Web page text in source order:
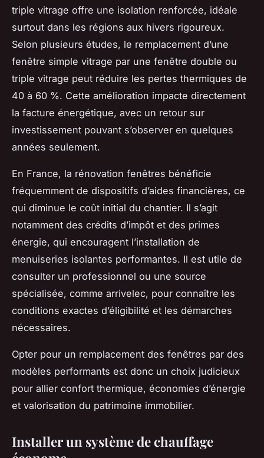
triple vitrage offre une isolation renforcée, idéale
surtout dans les régions aux hivers rigoureux.
Selon plusieurs études, le remplacement d’une
fenêtre simple vitrage par une fenêtre double ou
triple vitrage peut réduire les pertes thermiques de
40 à 60 %. Cette amélioration impacte directement
la facture énergétique, avec un retour sur
investissement pouvant s’observer en quelques
années seulement.
En France, la rénovation fenêtres bénéficie
fréquemment de dispositifs d’aides financières, ce
qui diminue le coût initial du chantier. Il s’agit
notamment des crédits d’impôt et des primes
énergie, qui encouragent l’installation de
menuiseries isolantes performantes. Il est utile de
consulter un professionnel ou une source
spécialisée, comme arrivelec, pour connaître les
conditions exactes d’éligibilité et les démarches
nécessaires.
Opter pour un remplacement des fenêtres par des
modèles performants est donc un choix judicieux
pour allier confort thermique, économies d’énergie
et valorisation du patrimoine immobilier.
Installer un système de chauffage